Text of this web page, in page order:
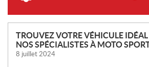
N
O
U
TROUVEZ VOTRE VÉHICULE IDÉAL
NOS SPÉCIALISTES À MOTO
8 juillet 2024